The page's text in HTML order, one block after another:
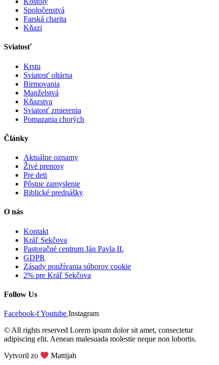
Spoločenstvá
Farská charita
Kňazi
Sviatosť
Krstu
Sviatosť oltárna
Birmovania
Manželstvá
Kňazstva
Sviatosť zmierenia
Pomazania chorých
Články
Aktuálne oznamy
Živé prenosy
Pre deti
Pôstne zamyslenie
Biblické prednášky
O nás
Kontakt
Kráľ Sekčova
Pastoračné centrum Ján Pavla II.
GDPR
Zásady používania súborov cookie
2% pre Kráľ Sekčova
Follow Us
Facebook-fYoutube Instagram
© All rights reserved Lorem ipsum dolor sit amet, consectetur
adipiscing elit. Aenean malesuada molestie neque non lobortis.
Vytvoril zo Mattijah